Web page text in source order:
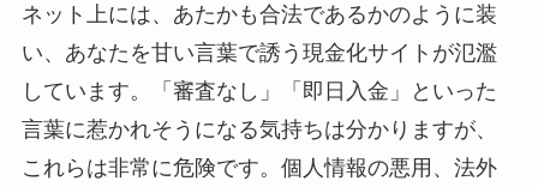
ネット上には、あたかも合法であるかのように装
い、あなたを甘い言葉で誘う現金化サイトが氾濫
しています。「審査なし」「即日入金」といった
言葉に惹かれそうになる気持ちは分かりますが、
これらは非常に危険です。個人情報の悪用、法外